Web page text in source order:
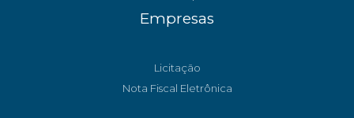
Empresas
Licitação
Nota Fiscal Eletrônica